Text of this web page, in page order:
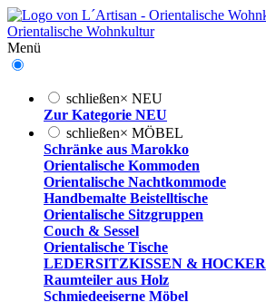
Orientalische Wohnkultur
Menü
schließen× NEU
Zur Kategorie NEU
schließen× MÖBEL
Schränke aus Marokko
Orientalische Kommoden
Orientalische Nachtkommode
Handbemalte Beistelltische
Orientalische Sitzgruppen
Couch & Sessel
Orientalische Tische
LEDERSITZKISSEN & HOCKER
Raumteiler aus Holz
Schmiedeeiserne Möbel